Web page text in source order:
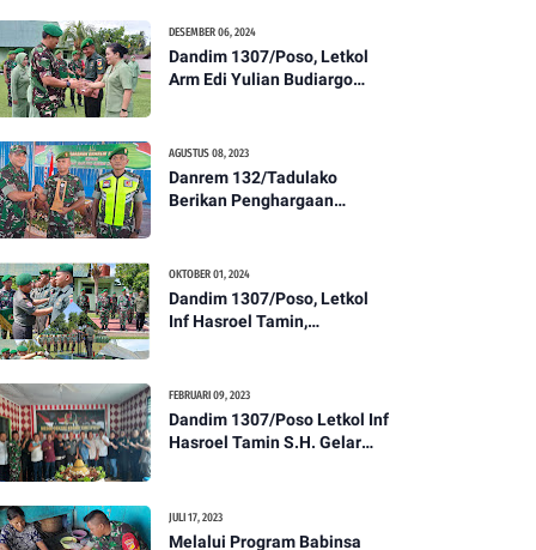
Kesehatan Tentang
Pencegahan DBD
DESEMBER 06, 2024
Dandim 1307/Poso, Letkol
Arm Edi Yulian Budiargo
1307/Poso
AGUSTUS 08, 2023
Danrem 132/Tadulako
Berikan Penghargaan
OKTOBER 01, 2024
Dandim 1307/Poso, Letkol
Inf Hasroel Tamin,
Kenaikan Pangkat Personel
Kodim 1307/Poso
FEBRUARI 09, 2023
Dandim 1307/Poso Letkol Inf
Hasroel Tamin S.H. Gelar
Tahun 2023
JULI 17, 2023
Melalui Program Babinsa